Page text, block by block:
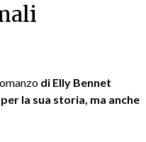
di Elly Bennet
la sua storia, ma anche